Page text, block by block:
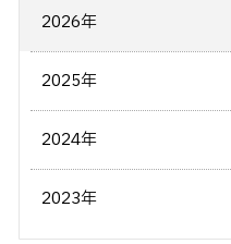
2026年
2025年
2024年
2023年